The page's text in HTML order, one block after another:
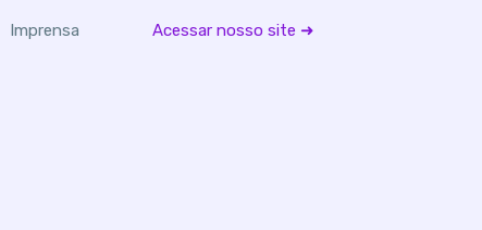
Imprensa Acessar nosso site ➜